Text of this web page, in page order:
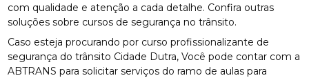
com qualidade e atenção a cada detalhe. Confira outras
soluções sobre cursos de segurança no trânsito.
Caso esteja procurando por curso profissionalizante de
segurança do trânsito Cidade Dutra, Você pode contar com a
ABTRANS para solicitar serviços do ramo de aulas para